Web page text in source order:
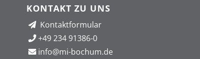
KONTAKT ZU UNS
Kontaktformular
+49 234 91386-0
info@mi-bochum.de